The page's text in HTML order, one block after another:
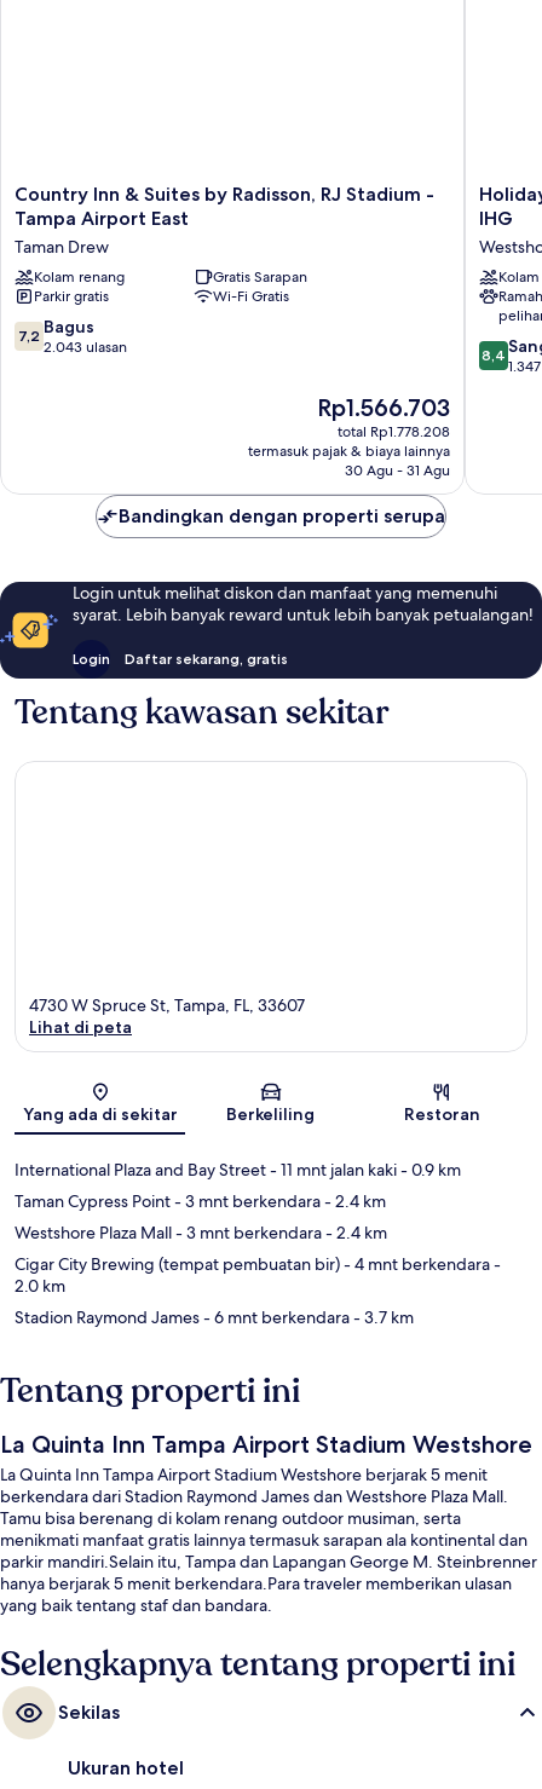
Country
Inn
Suites
by
Radisson,
RJ
Stadium
Country Inn & Suites by Radisson, RJ Stadium -
Tampa Airport East
Taman Drew
Kolam renang
Gratis Sarapan
Parkir gratis
Wi-Fi Gratis
7.2
dari
7,2 Bagus
2.043 ulasan
Harga
sekarang
Rp1.566.703
Rp1.566.703
total Rp1.778.208
termasuk pajak & biaya lainnya
30 Agu - 31 Agu
Holiday
Inn
-
Airport
Area
by
IHG
IHG
8.4
dari
8,4
Bandingkan dengan properti serupa
Login untuk melihat diskon dan manfaat yang memenuhi
syarat. Lebih banyak reward untuk lebih banyak petualangan!
Login Daftar sekarang, gratis
Tentang kawasan sekitar
Peta
4730 W Spruce St, Tampa, FL, 33607
Lihat di peta
Yang ada di sekitar Berkeliling Restoran
International Plaza and Bay Street- 11 mnt jalan kaki- 0.9 km
Taman Cypress Point- 3 mnt berkendara- 2.4 km
Westshore Plaza Mall- 3 mnt berkendara- 2.4 km
Cigar City Brewing (tempat pembuatan bir)- 4 mnt berkendara-
2.0 km
Stadion Raymond James- 6 mnt berkendara- 3.7 km
Tentang properti ini
La Quinta Inn Tampa Airport Stadium Westshore
La Quinta Inn Tampa Airport Stadium Westshore berjarak 5 menit
berkendara dari Stadion Raymond James dan Westshore Plaza Mall.
Tamu bisa berenang di kolam renang outdoor musiman, serta
menikmati manfaat gratis lainnya termasuk sarapan ala kontinental dan
parkir mandiri.Selain itu, Tampa dan Lapangan George M. Steinbrenner
hanya berjarak 5 menit berkendara.Para traveler memberikan ulasan
yang baik tentang staf dan bandara.
Selengkapnya tentang properti ini
Sekilas
Ukuran hotel